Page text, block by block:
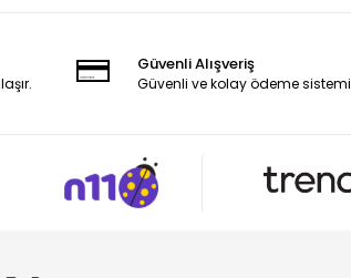
Güvenli Alışveriş
Güvenli ve kolay ödeme sistemi